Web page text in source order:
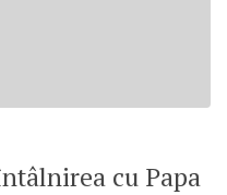
cu Papa